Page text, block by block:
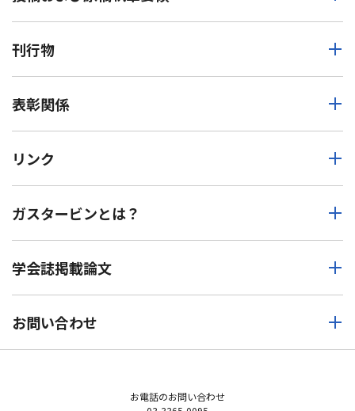
お電話のお問い合わせ
刊行物
表彰関係
リンク
ガスタービンとは？
学会誌掲載論文
お問い合わせ